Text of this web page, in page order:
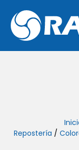
Repostería /